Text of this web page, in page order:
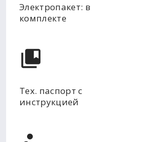
Электропакет: в
комплекте
Тех. паспорт с
инструкцией